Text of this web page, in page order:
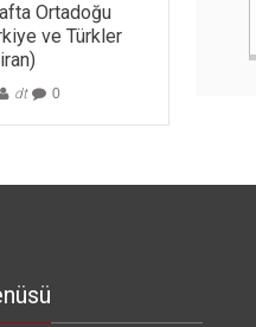
Ortadoğu
ve Türkler
dt 0